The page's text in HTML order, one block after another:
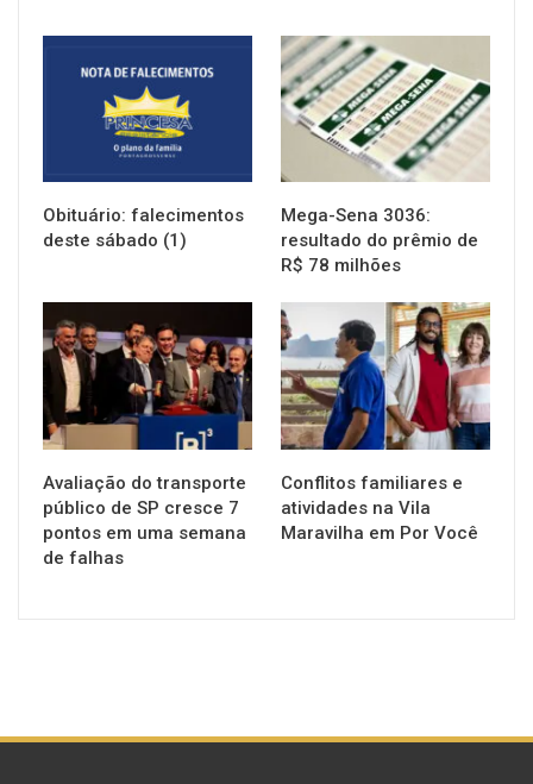
Obituário: falecimentos
deste sábado (1)
NOTÍCIAS
Mega-Sena 3036:
resultado do prêmio de
R$ 78 milhões
NOTÍCIAS
Avaliação do transporte
público de SP cresce 7
pontos em uma semana
de falhas
NOTÍCIAS
Conflitos familiares e
atividades na Vila
Maravilha em Por Você